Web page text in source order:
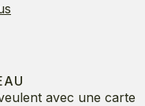
avec une carte